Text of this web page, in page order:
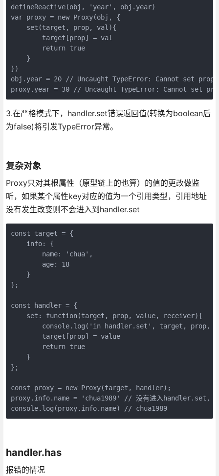
defineReactive(obj, 'year', obj.year)
var proxy = new Proxy(obj, {
    set(target, prop, val){
        target[prop] = val
        return true
    }
})
obj.year = 20 // Uncaught TypeError: Cannot set
3.在严格模式下，handler.set错误返回值(转换为boolean后
为false)将引发TypeError异常。
复杂对象
Proxy只对其根属性（原型链上的也算）的值的更改做监
听，如果某个属性key对应的值为一个引用类型，引用地址
没有发生改变则不会进入到handler.set
const target = {
    info: {
        name: 'chua',
        age: 18
    }
};
const handler = {
    set: function(target, prop, value, receiver){
console.log('in handler.set', target, prop,
        target[prop] = value
        return true
    }
};
const proxy = new Proxy(target, handler);
proxy.info.name = 'chua1989' // 没有进入handler.set, 需
console.log(proxy.info.name) // chua1989
handler.has
报错的情况